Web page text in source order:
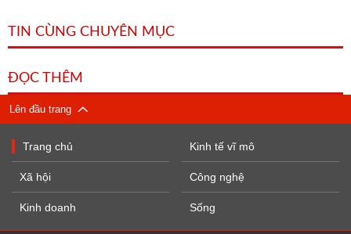
TIN CÙNG CHUYÊN MỤC
ĐỌC THÊM
Lên đầu trang
Trang chủ
Xã hội
Kinh doanh
Kinh tế vĩ mô
Công nghệ
Sống